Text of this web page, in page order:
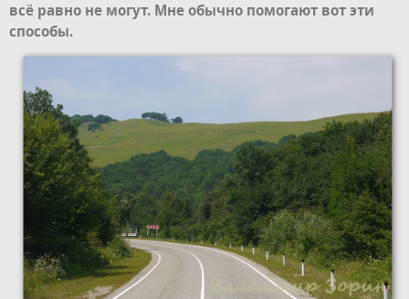
всё равно не могут. Мне обычно помогают вот эти
способы.